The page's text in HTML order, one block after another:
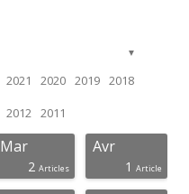
2021 2020 2019 2018
2012 2011
▼
Mar
2 Articles
Avr
1 Article